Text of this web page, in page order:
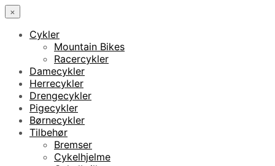
×
Cykler
Mountain Bikes
Racercykler
Damecykler
Herrecykler
Drengecykler
Pigecykler
Børnecykler
Tilbehør
Bremser
Cykelhjelme